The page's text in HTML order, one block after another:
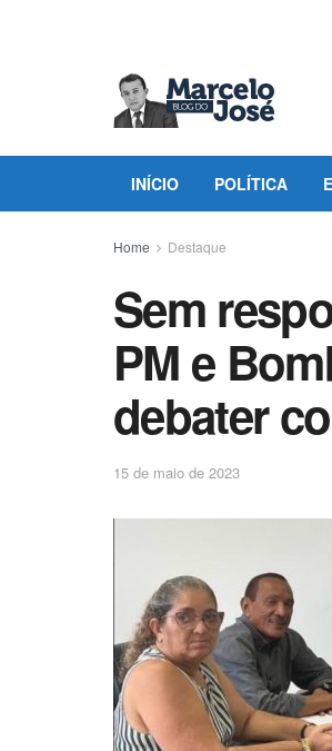
INÍCIO POLÍTICA
Home Destaque
Sem
PM e
debater
15 de maio de 2023